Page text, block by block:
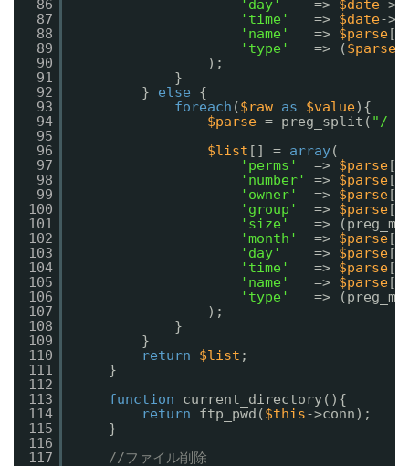
86
87
88
89
90
91
92
93
94
95
96
97
98
99
100
101
102
103
104
105
106
107
108
109
110
111
112
113
114
115
116
117
'day'
=> $date-
'time'
=> $date-
'name'
=> $parse
'type'
=> ($parse
);
}
} else
{
foreach ($raw as $value){
$parse = preg_split( "/
$list [] = array(
'perms'
=> $parse
'number'
=> $parse
'owner'
=> $parse
'group'
=> $parse
'size'
=>
'month'
=> $parse
'day'
=> $parse
'time'
=> $parse
'name'
=> $parse
'type'
=>
);
}
}
return
$list ;
}
function
current_directory(){
return
ftp_pwd($this->conn);
}
//ファイル削除